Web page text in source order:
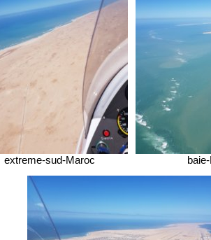
extreme-sud-Maroc